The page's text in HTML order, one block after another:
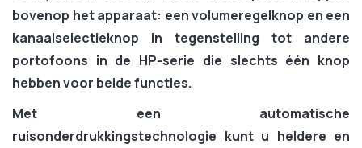
bovenop het apparaat: een volumeregelknop en een
kanaalselectieknop in tegenstelling tot andere
portofoons in de HP-serie die slechts één knop
hebben voor beide functies.
Met een automatische
ruisonderdrukkingstechnologie kunt u heldere en